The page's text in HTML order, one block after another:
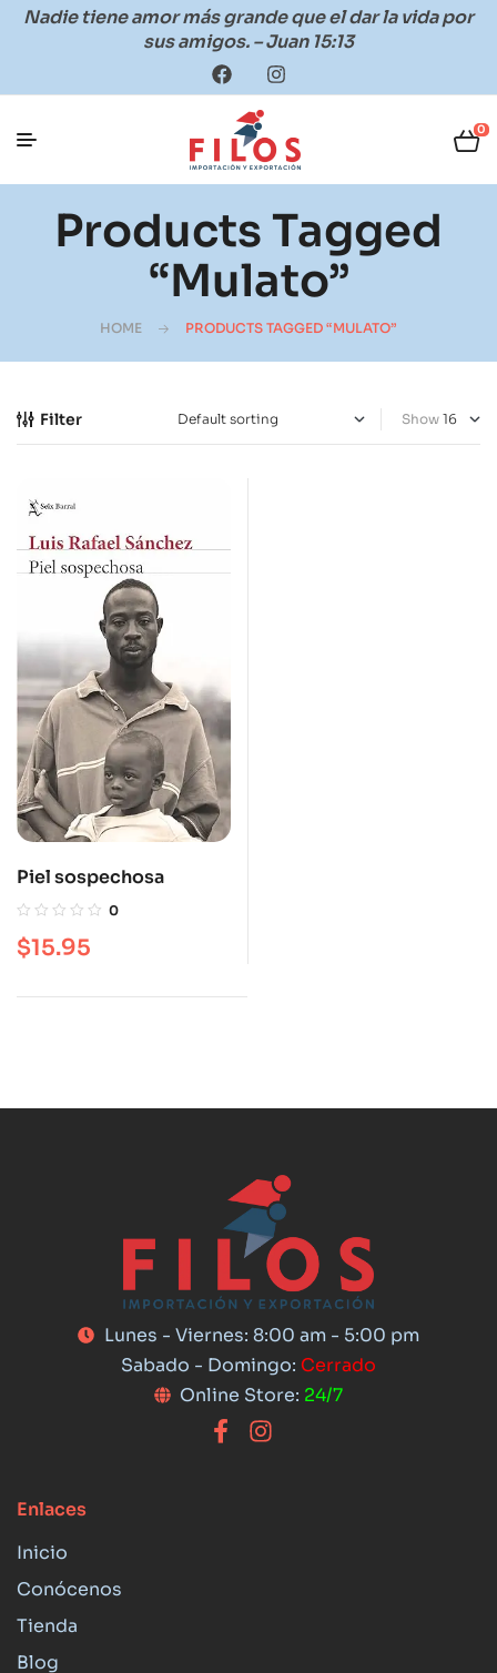
Nadie tiene amor más grande que el dar la vida por
sus amigos. – Juan 15:13
0
Products Tagged
“mulato”
HOME PRODUCTS TAGGED “MULATO”
Filter Show
Piel sospechosa
0
$15.95
Lunes - Viernes: 8:00 am - 5:00 pm
Sabado - Domingo: Cerrado
Online Store: 24/7
Enlaces
Inicio
Conócenos
Tienda
Blog